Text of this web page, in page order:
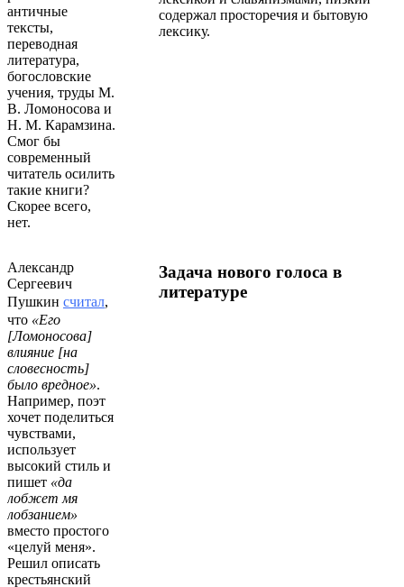
античные
тексты,
переводная
литература,
богословские
учения, труды М.
В. Ломоносова и
Н. М. Карамзина.
Смог бы
современный
читатель осилить
такие книги?
Скорее всего,
нет.
содержал просторечия и бытовую
лексику.
Александр
Сергеевич
Пушкин считал,
что «Его
[Ломоносова]
влияние [на
словесность]
было вредное».
Например, поэт
хочет поделиться
чувствами,
использует
высокий стиль и
пишет «да
лобжет мя
лобзанием»
вместо простого
«целуй меня».
Решил описать
крестьянский
Задача нового голоса в
литературе